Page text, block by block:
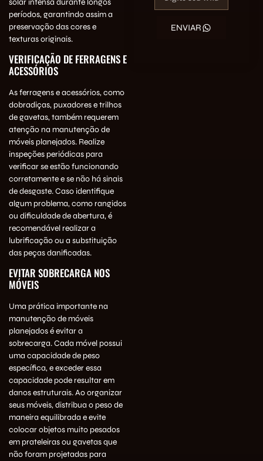
períodos, garantindo assim a
preservação das cores e
texturas originais.
VERIFICAÇÃO DE FERRAGENS E
ACESSÓRIOS
As ferragens e acessórios, como
dobradiças, puxadores e trilhos
de gavetas, também requerem
atenção na manutenção de
móveis planejados. Realize
inspeções periódicas para
verificar se estão funcionando
corretamente e se não há sinais
de desgaste. Caso identifique
algum problema, como rangidos
ou dificuldade de abertura, é
recomendável realizar a
lubrificação ou a substituição
das peças danificadas.
EVITAR SOBRECARGA NOS
MÓVEIS
Uma prática importante na
manutenção de móveis
planejados é evitar a
sobrecarga. Cada móvel possui
uma capacidade de peso
específica, e exceder essa
capacidade pode resultar em
danos estruturais. Ao organizar
seus móveis, distribua o peso de
maneira equilibrada e evite
colocar objetos muito pesados
em prateleiras ou gavetas que
não foram projetadas para
ENVIAR